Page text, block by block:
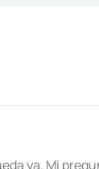
ya. Mi